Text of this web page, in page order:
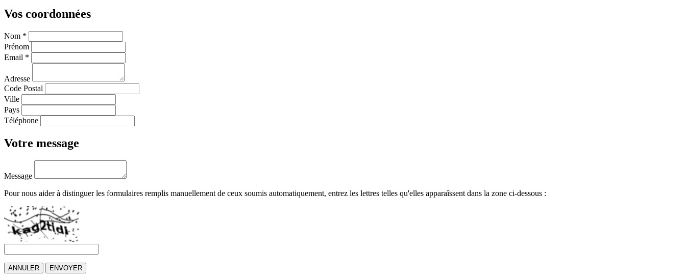
Vos coordonnées
Nom *
Prénom
Email *
Adresse
Code Postal
Ville
Pays
Téléphone
Votre message
Message
Pour nous aider à distinguer les formulaires remplis manuellement de ceux soumis automatiquement, entrez les lettres telles qu'elles apparaîssent dans la zone ci-dessous :